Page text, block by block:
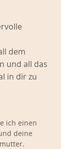
dem
und all das
in dir zu
ich einen
deine